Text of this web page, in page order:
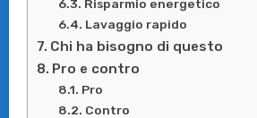
Risparmio energetico
Lavaggio rapido
Chi ha bisogno di questo
Pro e contro
Pro
Contro